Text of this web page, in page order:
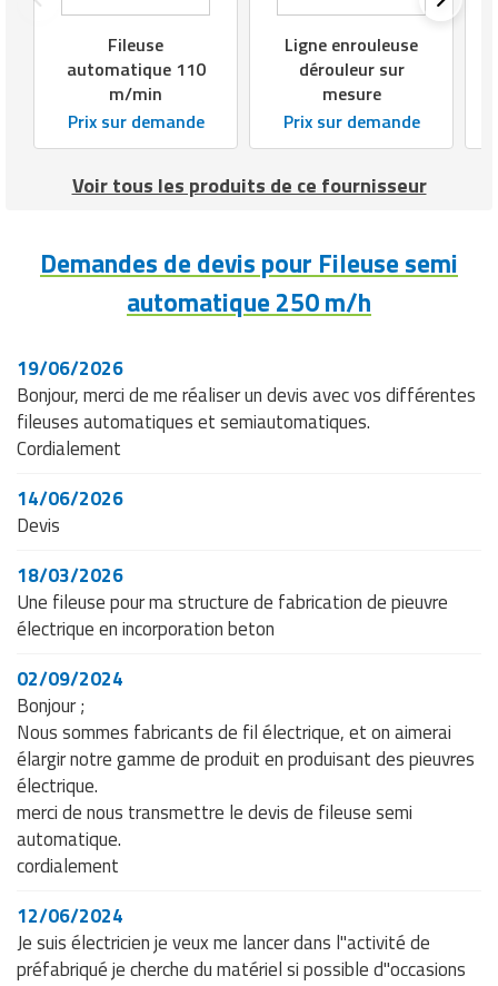
Matériel de musculation
Vêtement sportif
Rôtisserie professionnelle
Sautause professionnelle
Table de cuisson professionnelle
Tables de préparation réfrigérées
Vaisselle restaurant
Fileuse
automatique 110
m/min
Prix sur demande
Ligne enrouleuse
dérouleur sur
mesure
Prix sur demande
Voir tous les produits de ce fournisseur
Demandes de devis pour Fileuse semi
automatique 250 m/h
19/06/2026
Bonjour, merci de me réaliser un devis avec vos différentes
fileuses automatiques et semiautomatiques.
Cordialement
14/06/2026
Devis
18/03/2026
Une fileuse pour ma structure de fabrication de pieuvre
électrique en incorporation beton
02/09/2024
Bonjour ;
Nous sommes fabricants de fil électrique, et on aimerai
élargir notre gamme de produit en produisant des pieuvres
électrique.
merci de nous transmettre le devis de fileuse semi
automatique.
cordialement
12/06/2024
Je suis électricien je veux me lancer dans l"activité de
préfabriqué je cherche du matériel si possible d"occasions